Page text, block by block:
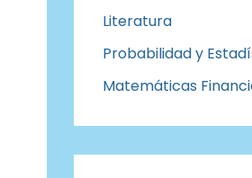
Literatura
Probabilidad y
Matemáticas